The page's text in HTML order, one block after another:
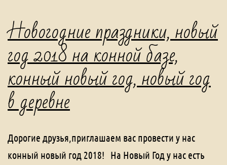
Новогодние праздники, новый
год 2018 на конной базе,
конный новый год, новый год
в деревне
Дорогие друзья,приглашаем вас провести у нас
конный новый год 2018! На Новый Год у нас есть